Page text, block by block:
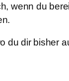
wenn du
du dir bisher